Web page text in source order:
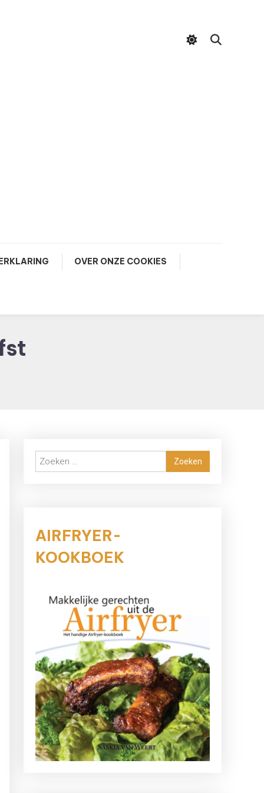
OVER ONZE COOKIES
Zoeken
naar:
AIRFRYER-
KOOKBOEK